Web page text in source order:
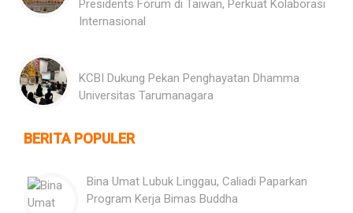
Presidents Forum di Taiwan, Perkuat Kolaborasi
Internasional
KCBI Dukung Pekan Penghayatan Dhamma
Universitas Tarumanagara
BERITA POPULER
Bina Umat Lubuk Linggau, Caliadi Paparkan
Program Kerja Bimas Buddha